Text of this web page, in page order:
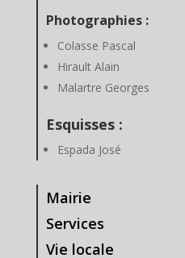
Photographies :
Colasse Pascal
Hirault Alain
Malartre Georges
Esquisses :
Espada José
Mairie
Services
Vie locale